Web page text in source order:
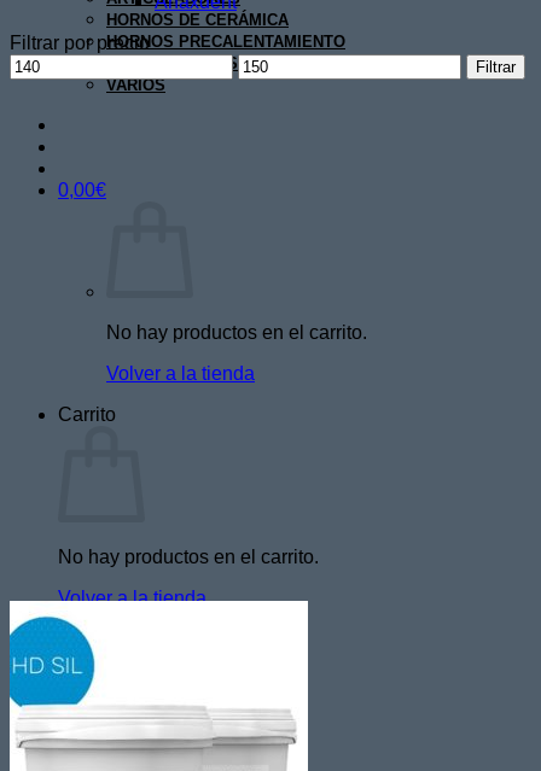
HORNOS DE CERÁMICA
HORNOS PRECALENTAMIENTO
MICROMOTORES
VARIOS
0,00€
No hay productos en el carrito.
Volver a la tienda
Carrito
No hay productos en el carrito.
Volver a la tienda
Filtrar por precio
Precio
mínimo
Precio
máximo
Filtrar